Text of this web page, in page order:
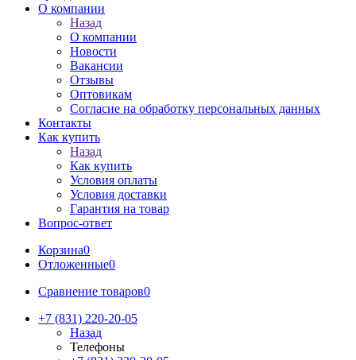
О компании
Назад
О компании
Новости
Вакансии
Отзывы
Оптовикам
Cогласие на обработку персональных данных
Контакты
Как купить
Назад
Как купить
Условия оплаты
Условия доставки
Гарантия на товар
Вопрос-ответ
Корзина0
Отложенные0
Сравнение товаров0
+7 (831) 220-20-05
Назад
Телефоны